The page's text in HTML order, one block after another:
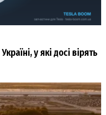
у які досі вірять